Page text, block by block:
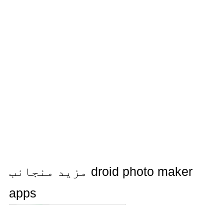
مزید منجانب droid photo maker
apps